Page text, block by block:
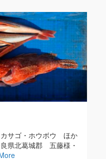
カサゴ・ホウボウ ほか
良県北葛城郡 五藤様・